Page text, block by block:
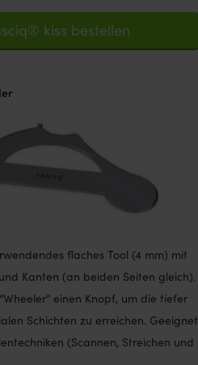
kiss bestellen
flaches Tool (4 mm) mit
Kanten (an beiden Seiten gleich).
einen Knopf, um die tiefer
Schichten zu erreichen. Geeignet
(Scannen, Streichen und